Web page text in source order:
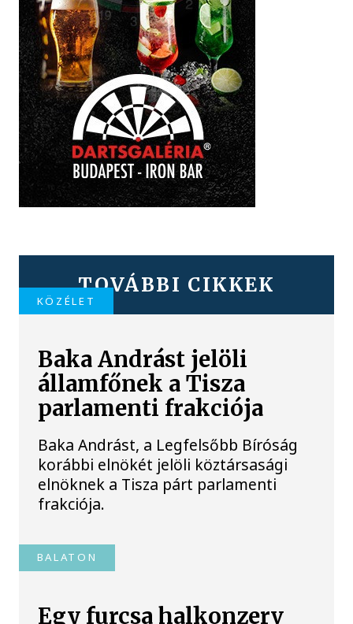
TOVÁBBI CIKKEK
KÖZÉLET
Baka Andrást jelöli
államfőnek a Tisza
parlamenti frakciója
Baka Andrást, a Legfelsőbb Bíróság
korábbi elnökét jelöli köztársasági
elnöknek a Tisza párt parlamenti
frakciója.
BALATON
Egy furcsa halkonzerv